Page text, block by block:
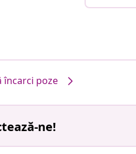
încarci poze
ne!